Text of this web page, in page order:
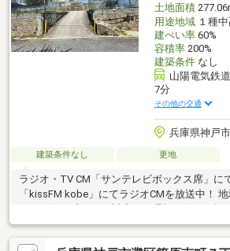
土地面積
用途地域１種中
建ぺい率60%
容積率200%
建築条件なし
山陽電気鉄
7分
その他の交通
兵庫県神戸
建築条件なし 更地
ラジオ・TV CM「サンテレビボックス席」に
「kissFM kobe」にてラジオCMを放送中！ 地
とスピード感のある対応で、理想の住まい探
す♪